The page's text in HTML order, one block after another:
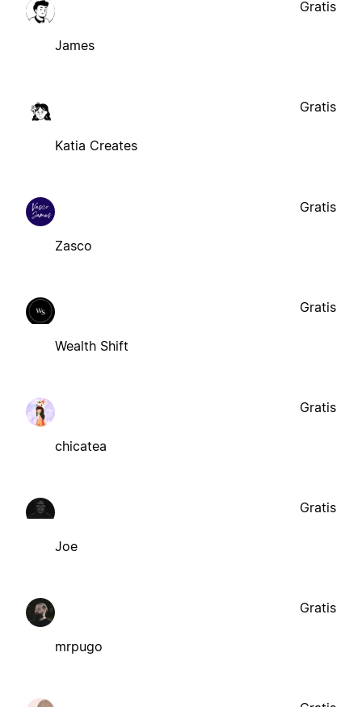
James
Gratis
Katia Creates
Gratis
Zasco
Gratis
Wealth Shift
Gratis
chicatea
Gratis
Joe
Gratis
mrpugo
Gratis